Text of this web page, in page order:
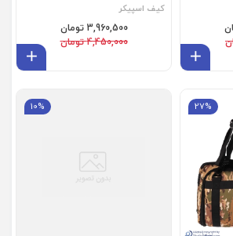
کیف اسپیکر
3,960,500 تومان
4,450,000 تومان
27%
10%